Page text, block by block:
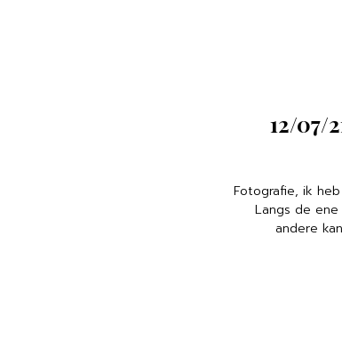
12/07/
Fotografie, ik
Langs de
andere